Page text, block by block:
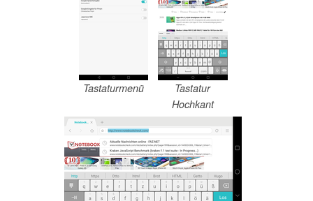
Tastaturmenü
Tastatur
Hochkant